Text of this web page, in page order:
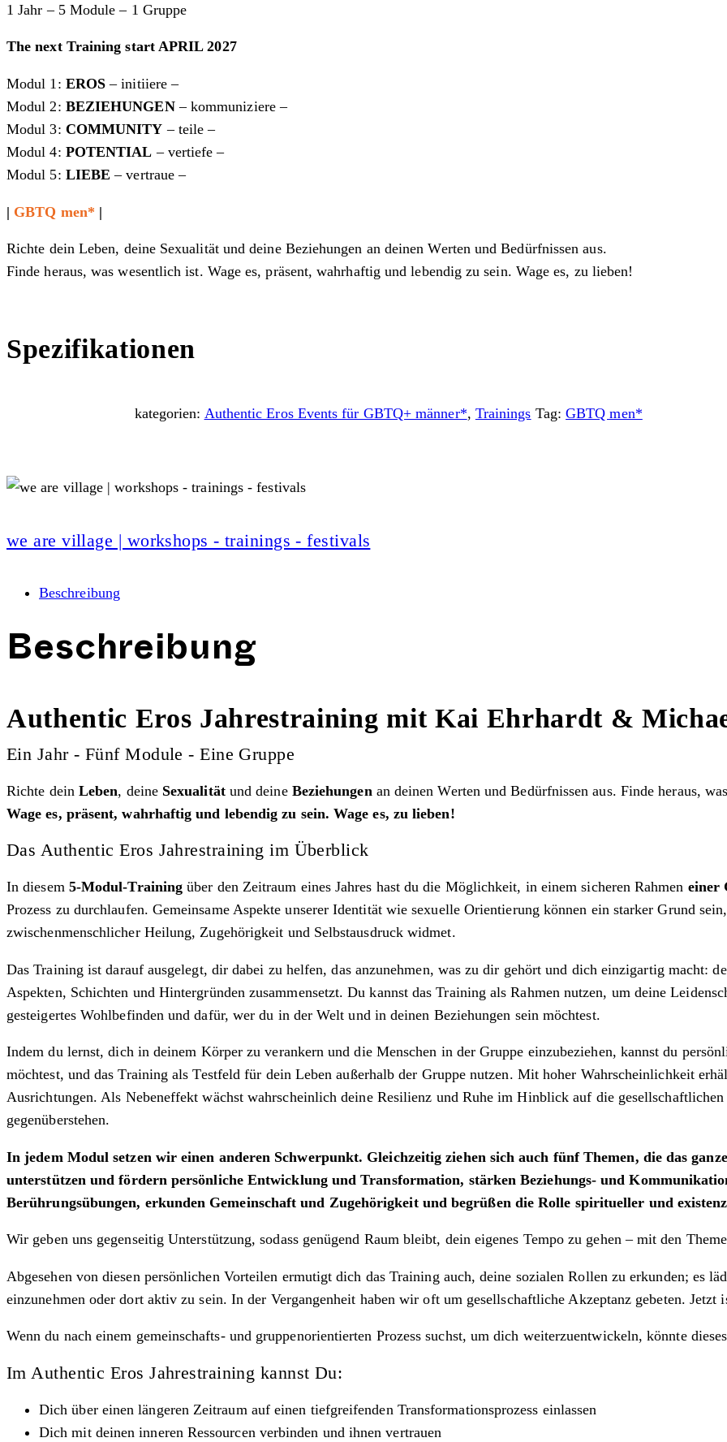
1 Jahr – 5 Module – 1 Gruppe
The next Training start APRIL 2027
Modul 1: EROS – initiiere –
Modul 2: BEZIEHUNGEN– kommuniziere –
Modul 3: COMMUNITY – teile –
Modul 4: POTENTIAL – vertiefe –
Modul 5: LIEBE – vertraue –
| GBTQ men* |
Richte dein Leben, deine Sexualität und deine Beziehungen an deinen Werten und Bedürfnissen aus.
Finde heraus, was wesentlich ist. Wage es, präsent, wahrhaftig und lebendig zu sein. Wage es, zu lieben!
Spezifikationen
kategorien: Authentic Eros Events für GBTQ+ männer*, Trainings Tag: GBTQ men*
we are village | workshops - trainings - festivals
Beschreibung
Beschreibung
Authentic Eros Jahrestraining mit Kai Ehrhardt &
Ein Jahr - Fünf Module - Eine Gruppe
Richte dein Leben, deine Sexualitätund deine Beziehungen an deinen Werten und Bedürfnissen aus. Finde heraus,
Wage es, präsent, wahrhaftig und lebendig zu sein. Wage es, zu lieben!
Das Authentic Eros Jahrestraining im Überblick
In diesem 5-Modul-Training über den Zeitraum eines Jahres hast du die Möglichkeit, in einem sicheren Rahmen einer
Prozess zu durchlaufen. Gemeinsame Aspekte unserer Identität wie sexuelle Orientierung können ein starker Grund
zwischenmenschlicher Heilung, Zugehörigkeit und Selbstausdruck widmet.
Das Training ist darauf ausgelegt, dir dabei zu helfen, das anzunehmen, was zu dir gehört und dich einzigartig macht:
Aspekten, Schichten und Hintergründen zusammensetzt. Du kannst das Training als Rahmen nutzen, um deine
gesteigertes Wohlbefinden und dafür, wer du in der Welt und in deinen Beziehungen sein möchtest.
Indem du lernst, dich in deinem Körper zu verankern und die Menschen in der Gruppe einzubeziehen, kannst du
möchtest, und das Training als Testfeld für dein Leben außerhalb der Gruppe nutzen. Mit hoher Wahrscheinlichkeit
Ausrichtungen. Als Nebeneffekt wächst wahrscheinlich deine Resilienz und Ruhe im Hinblick auf die
gegenüberstehen.
In jedem Modul setzen wir einen anderen Schwerpunkt. Gleichzeitig ziehen sich auch fünf Themen, die das
unterstützen und fördern persönliche Entwicklung und Transformation, stärken Beziehungs- und
Berührungsübungen, erkunden Gemeinschaft und Zugehörigkeit und begrüßen die Rolle spiritueller und
Wir geben uns gegenseitig Unterstützung, sodass genügend Raum bleibt, dein eigenes Tempo zu gehen – mit den
Abgesehen von diesen persönlichen Vorteilen ermutigt dich das Training auch, deine sozialen Rollen zu erkunden; es
einzunehmen oder dort aktiv zu sein. In der Vergangenheit haben wir oft um gesellschaftliche Akzeptanz gebeten. Jetzt
Wenn du nach einem gemeinschafts- und gruppenorientierten Prozess suchst, um dich weiterzuentwickeln, könnte
Im Authentic Eros Jahrestraining kannst Du:
Dich über einen längeren Zeitraum auf einen tiefgreifenden Transformationsprozess einlassen
Dich mit deinen inneren Ressourcen verbinden und ihnen vertrauen